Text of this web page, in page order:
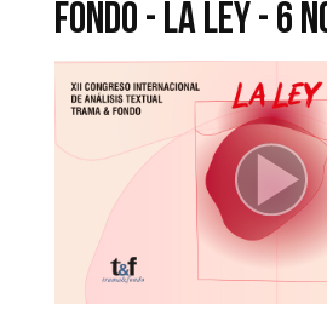
FONDO - LA LEY - 6